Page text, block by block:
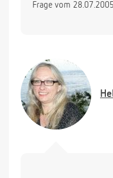
vierte Kontrolle
im Bereich der
wirklich keine
der Wert nicht genug
Bin sehr aufgeregt,
wirklich 100 %-ige
Ach übrigens. ist
Frage vom 28.07.2005